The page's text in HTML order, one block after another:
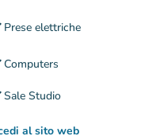
Prese elettriche
Computers
Sale Studio
al sito web